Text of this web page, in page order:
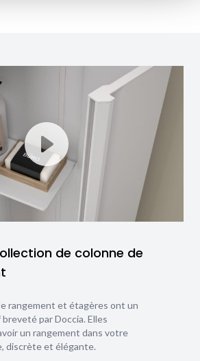
de colonne de
rangement et étagères ont un
par Doccia. Elles
un rangement dans votre
discrète et élégante.